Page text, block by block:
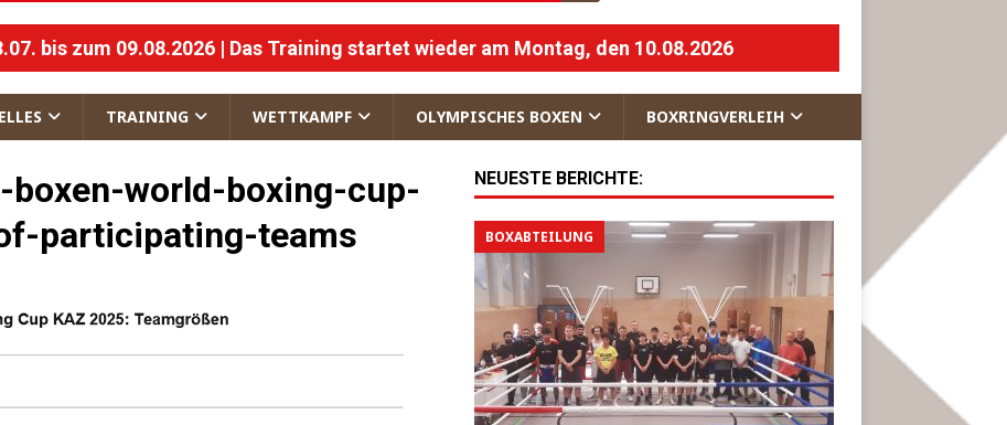
bis zum 09.08.2026 | Das Training startet wieder am Montag, den 10.08.2026
TRAINING WETTKAMPF OLYMPISCHES BOXEN BOXRINGVERLEIH
world-boxing-cup-
participating-teams
NEUESTE BERICHTE:
BOXABTEILUNG